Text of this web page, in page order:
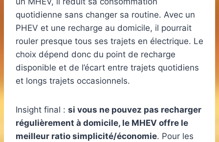
quotidienne sans changer sa routine. Avec un
PHEV et une recharge au domicile, il pourrait
rouler presque tous ses trajets en électrique. Le
choix dépend donc du point de recharge
disponible et de l’écart entre trajets quotidiens
et longs trajets occasionnels.
Insight final : si vous ne pouvez pas recharger
régulièrement à domicile, le MHEV offre le
meilleur ratio simplicité/économie. Pour les